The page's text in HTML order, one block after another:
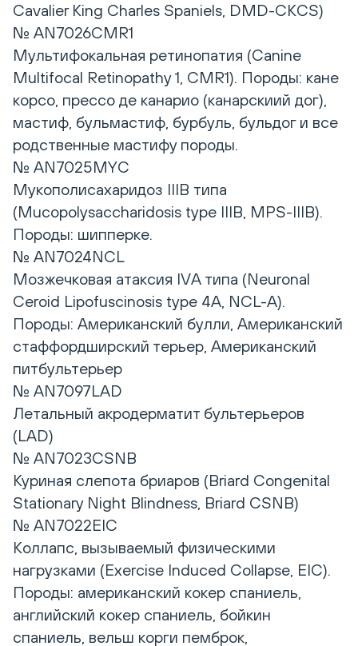
Cavalier King Charles Spaniels, DMD-CKCS)
№ AN7026CMR1
Мультифокальная ретинопатия (Canine
Multifocal Retinopathy 1, CMR1). Породы: кане
корсо, прессо де канарио (канарскиий дог),
мастиф, бульмастиф, бурбуль, бульдог и все
родственные мастифу породы.
№ AN7025MYC
Мукополисахаридоз IIIB типа
(Mucopolysaccharidosis type IIIB, MPS-IIIB).
Породы: шипперке.
№ AN7024NCL
Мозжечковая атаксия IVА типа (Neuronal
Ceroid Lipofuscinosis type 4A, NCL-A).
Породы: Американский булли, Американский
стаффордширский терьер, Американский
питбультерьер
№ AN7097LAD
Летальный акродерматит бультерьеров
(LAD)
№ AN7023CSNB
Куриная слепота бриаров (Briard Congenital
Stationary Night Blindness, Briard CSNB)
№ AN7022EIC
Коллапс, вызываемый физическими
нагрузками (Exercise Induced Collapse, EIC).
Породы: американский кокер спаниель,
английский кокер спаниель, бойкин
спаниель, вельш корги пемброк,